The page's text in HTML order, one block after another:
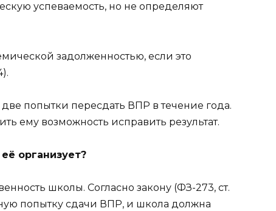
успеваемость, но не определяют
задолженностью, если это
две попытки пересдать ВПР в течение года.
ему возможность исправить результат.
организует?
школы. Согласно закону (ФЗ-273, ст.
попытку сдачи ВПР, и школа должна